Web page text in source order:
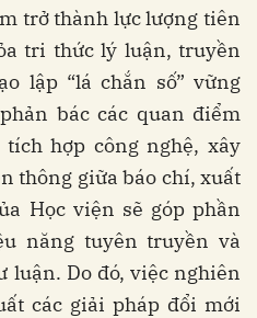
trở thành lực lượng tiên
tri thức lý luận, truyền
lập “lá chắn số” vững
bác các quan điểm
hợp công nghệ, xây
thông giữa báo chí, xuất
Học viện sẽ góp phần
năng tuyên truyền và
luận. Do đó, việc nghiên
các giải pháp đổi mới